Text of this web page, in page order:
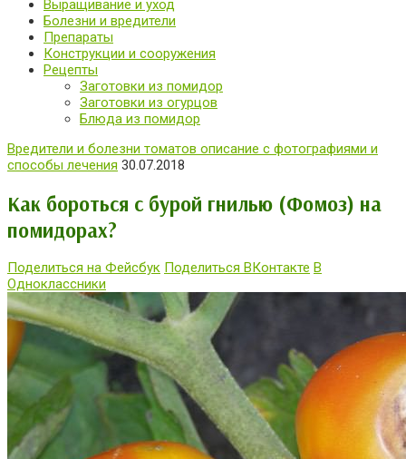
Выращивание и уход
Болезни и вредители
Препараты
Конструкции и сооружения
Рецепты
Заготовки из помидор
Заготовки из огурцов
Блюда из помидор
Вредители и болезни томатов описание с фотографиями и
способы лечения 30.07.2018
Как бороться с бурой гнилью (Фомоз) на
помидорах?
Поделиться на Фейсбук Поделиться ВКонтакте В
Одноклассники